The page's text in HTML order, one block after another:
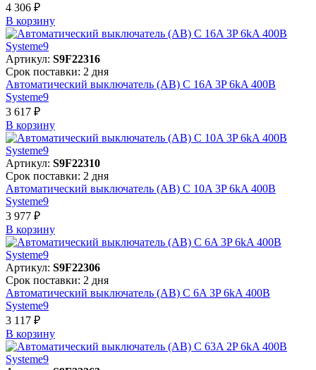
4 306 ₽
В корзинy
Артикул: S9F22316
Срок поставки: 2 дня
Автоматический выключатель (АВ) C 16A 3P 6kA 400В
Systeme9
3 617 ₽
В корзинy
Артикул: S9F22310
Срок поставки: 2 дня
Автоматический выключатель (АВ) C 10A 3P 6kA 400В
Systeme9
3 977 ₽
В корзинy
Артикул: S9F22306
Срок поставки: 2 дня
Автоматический выключатель (АВ) C 6A 3P 6kA 400В
Systeme9
3 117 ₽
В корзинy